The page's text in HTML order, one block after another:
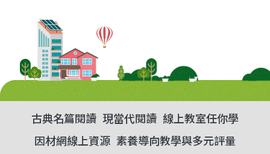
古典名篇閱讀 現當代閱讀 線上教室任你學
因材網線上資源 素養導向教學與多元評量